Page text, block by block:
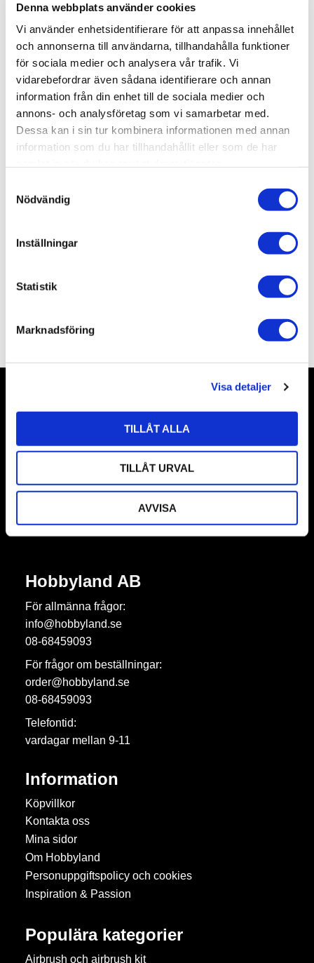
Denna webbplats använder cookies
Vi använder enhetsidentifierare för att anpassa innehållet
och annonserna till användarna, tillhandahålla funktioner
för sociala medier och analysera vår trafik. Vi
vidarebefordrar även sådana identifierare och annan
information från din enhet till de sociala medier och
annons- och analysföretag som vi samarbetar med.
Dessa kan i sin tur kombinera informationen med annan
information som du har tillhandahållit eller som de har
l
Nödvändig
Inställningar
Statistik
Marknadsföring
Visa detaljer
TILLÅT ALLA
TILLÅT URVAL
AVVISA
Lagerstatus
Slutsåld
Artikelnr
DZ011
Leveranstid
Okänd leveranstid
Allmänt
Omdömen
Nyhetsbrev
Prenumerera
Dina personuppgifter behandlas i enlighet med vår
Hobbyland AB
För allmänna frågor:
info@hobbyland.se
08-68459093
För frågor om beställningar:
order@hobbyland.se
08-68459093
Telefontid:
vardagar mellan 9-11
Information
Köpvillkor
Kontakta oss
Mina sidor
Om Hobbyland
Personuppgiftspolicy och cookies
Inspiration & Passion
Populära kategorier
Airbrush och airbrush kit